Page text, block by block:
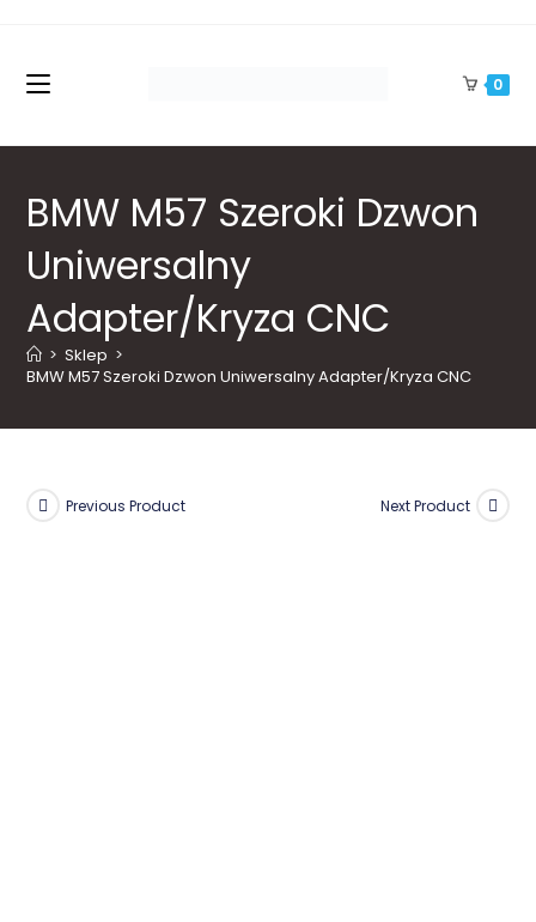
content
0
BMW M57 Szeroki Dzwon
Uniwersalny
Adapter/Kryza CNC
> Sklep >
BMW M57 Szeroki Dzwon Uniwersalny Adapter/Kryza CNC
Previous Product Next Product